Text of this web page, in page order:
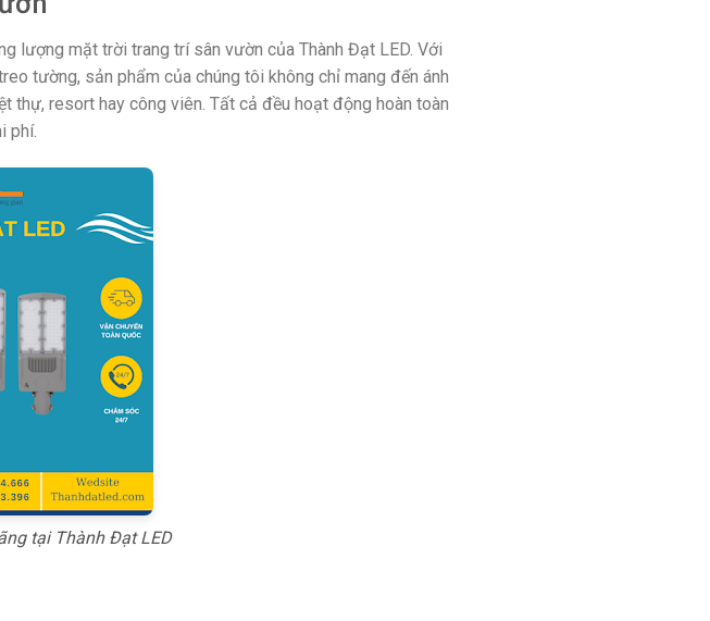
lượng mặt trời trang trí sân vườn của Thành Đạt LED. Với
tường, sản phẩm của chúng tôi không chỉ mang đến ánh
thự, resort hay công viên. Tất cả đều hoạt động hoàn toàn
phí.
tại Thành Đạt LED